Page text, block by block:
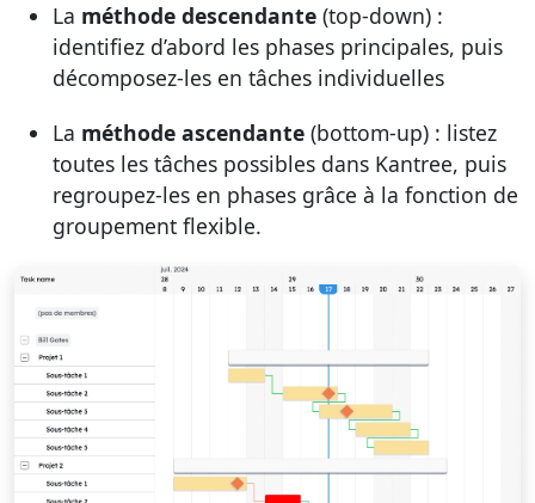
La méthode descendante (top-down) :
identifiez d’abord les phases principales, puis
décomposez-les en tâches individuelles
La méthode ascendante (bottom-up) : listez
toutes les tâches possibles dans Kantree, puis
regroupez-les en phases grâce à la fonction de
groupement flexible.